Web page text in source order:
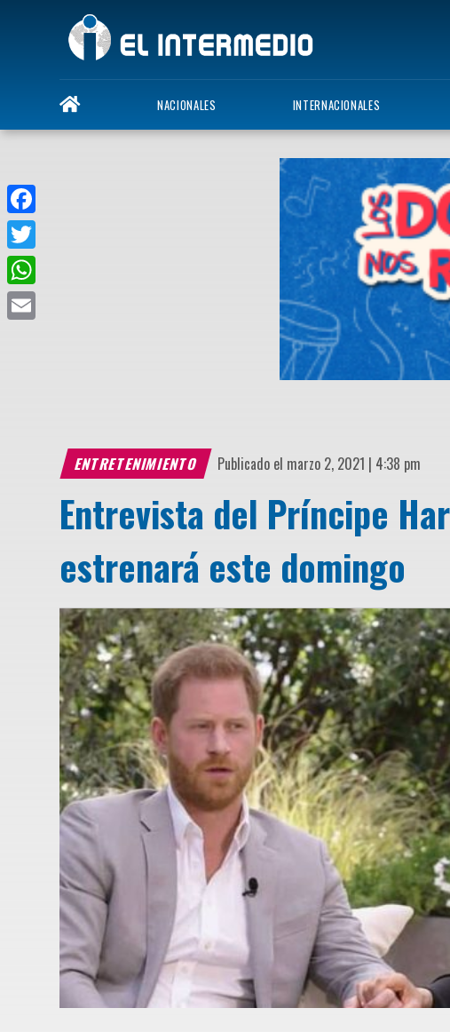
NACIONALES INTERNACIONALES
ENTRETENIMIENTO Publicado el marzo 2, 2021 | 4:38 pm
Entrevista del Príncipe
estrenará este domingo
Facebook
Twitter
WhatsApp